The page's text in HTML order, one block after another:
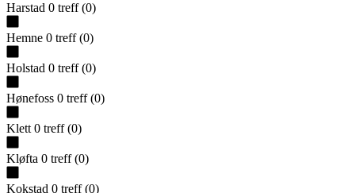
Harstad 0 treff (0)
Hemne 0 treff (0)
Holstad 0 treff (0)
Hønefoss 0 treff (0)
Klett 0 treff (0)
Kløfta 0 treff (0)
Kokstad 0 treff (0)